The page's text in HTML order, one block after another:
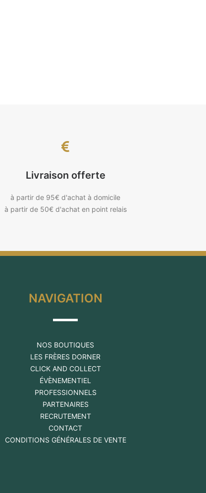
Livraison offerte
à partir de 95€ d'achat à domicile
à partir de 50€ d'achat en point relais
NAVIGATION
NOS BOUTIQUES
LES FRÈRES DORNER
CLICK AND COLLECT
ÉVÈNEMENTIEL
PROFESSIONNELS
PARTENAIRES
RECRUTEMENT
CONTACT
CONDITIONS GÉNÉRALES DE VENTE